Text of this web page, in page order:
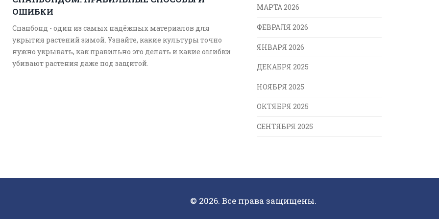
ОШИБКИ
Спанбонд - один из самых надёжных материалов для
укрытия растений зимой. Узнайте, какие культуры точно
нужно укрывать, как правильно это делать и какие ошибки
убивают растения даже под защитой.
МАРТА 2026
ФЕВРАЛЯ 2026
ЯНВАРЯ 2026
ДЕКАБРЯ 2025
НОЯБРЯ 2025
ОКТЯБРЯ 2025
СЕНТЯБРЯ 2025
© 2026. Все права защищены.